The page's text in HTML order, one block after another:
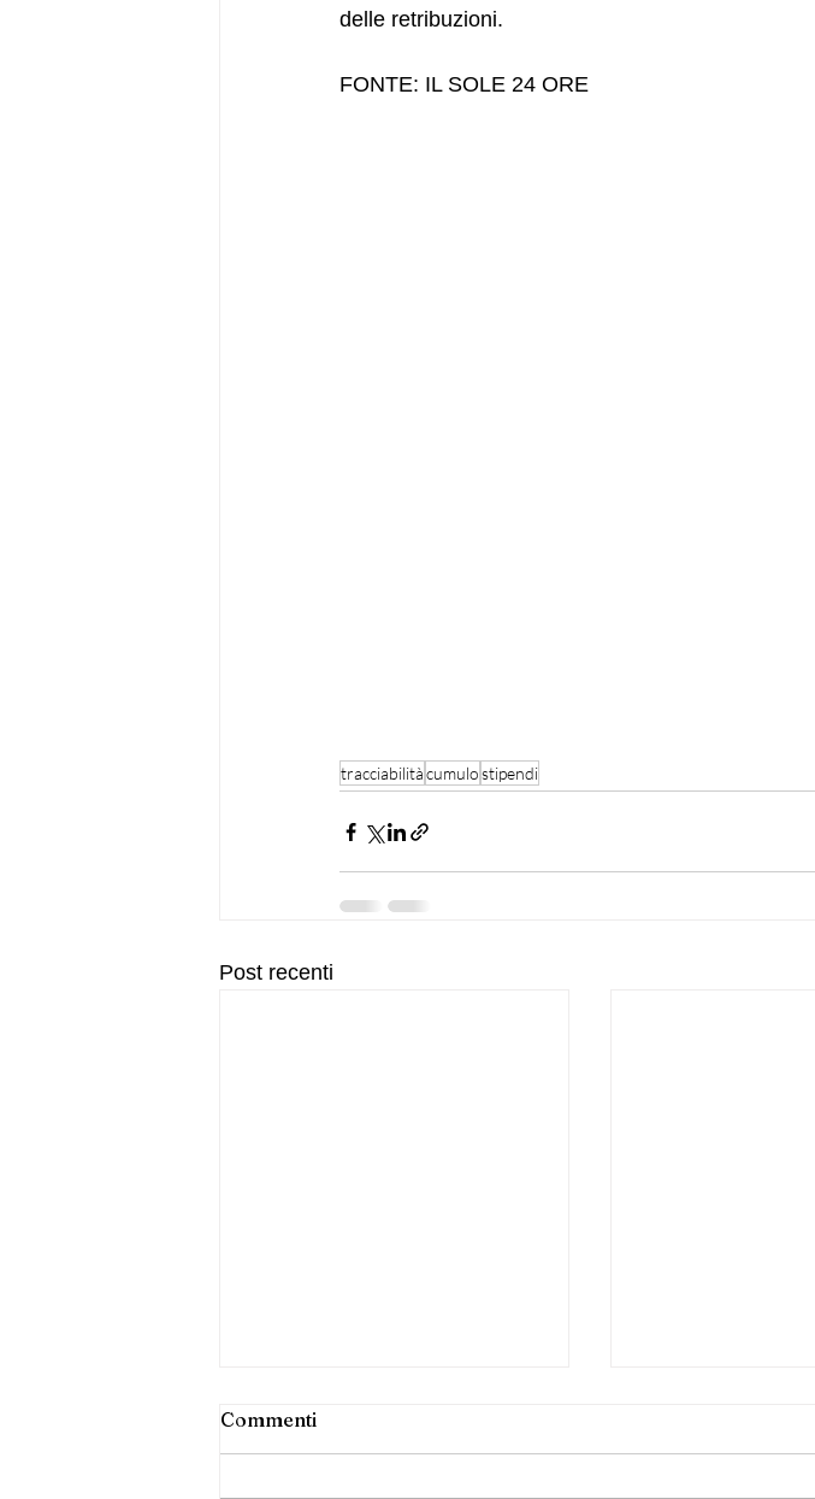
delle retribuzioni.
FONTE: IL SOLE 24 ORE
tracciabilitàcumulostipendi
Post recenti
Commenti